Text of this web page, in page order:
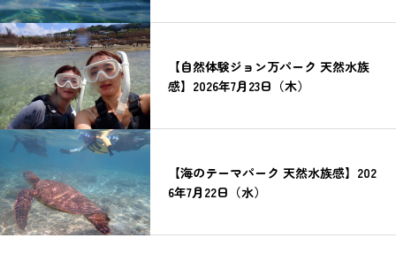
【自然体験ジョン万パーク 天然水族
感】2026年7月23日（木）
【海のテーマパーク 天然水族感】202
6年7月22日（水）